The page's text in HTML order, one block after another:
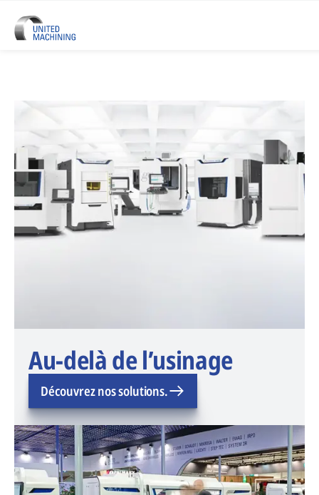
UNITED MACHINING - Six
Au-delà de l’usinage
Découvrez nos solutions.